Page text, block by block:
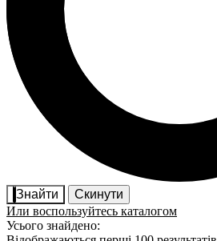
Знайти
Скинути
Или воспользуйтесь каталогом
Усього знайдено: